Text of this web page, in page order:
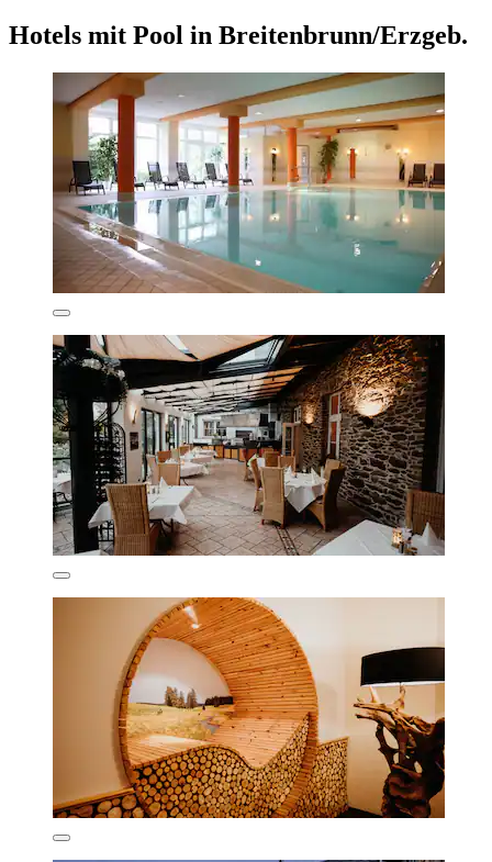
Hotels mit Pool in Breitenbrunn/Erzgeb.